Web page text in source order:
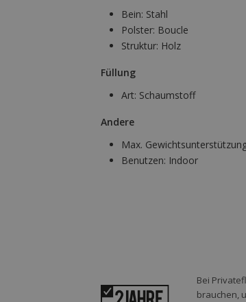
Bein: Stahl
Polster: Boucle
Struktur: Holz
Füllung
Art: Schaumstoff
Andere
Max.
Benutzen: Indoor
Bei
brauchen,